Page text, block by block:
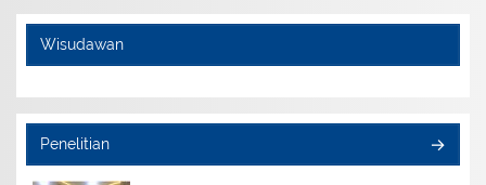
Wisudawan
Penelitian